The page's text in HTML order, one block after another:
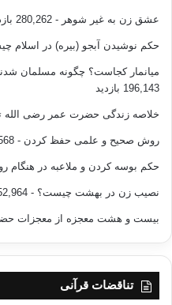
عشق زن به غیر شوهر - 280,262 بازدید
حکم نوشیدن آبجو (بیره) در اسلام
میانمار کجاست؟ چگونه مسلمان
196,143 بازدید
خلاصه زندگی حضرت عمر رضی الله
روش صحیح و علمی حفظ کردن - 180,568 بازدید
حکم بوسه کردن و ملاعبه در هنگام
نصیب زن در بهشت چیست؟ - 152,964 بازدید
بیست و هشت معجزه از معجزات
تناقضات قرآنی